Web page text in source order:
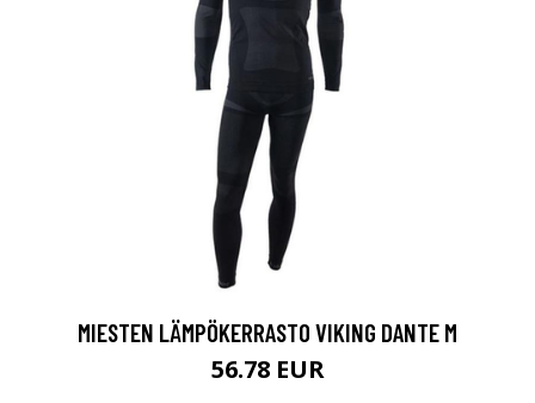
MIESTEN LÄMPÖKERRASTO VIKING DANTE M
56.78 EUR